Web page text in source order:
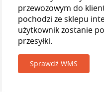
przewozowym do
pochodzi ze sklepu
użytkownik zostanie
przesyłki.
Sprawdź WMS